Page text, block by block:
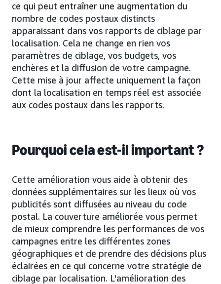
ce qui peut entraîner une augmentation du
nombre de codes postaux distincts
apparaissant dans vos rapports de ciblage par
localisation. Cela ne change en rien vos
paramètres de ciblage, vos budgets, vos
enchères et la diffusion de votre campagne.
Cette mise à jour affecte uniquement la façon
dont la localisation en temps réel est associée
aux codes postaux dans les rapports.
Pourquoi cela est-il important ?
Cette amélioration vous aide à obtenir des
données supplémentaires sur les lieux où vos
publicités sont diffusées au niveau du code
postal. La couverture améliorée vous permet
de mieux comprendre les performances de vos
campagnes entre les différentes zones
géographiques et de prendre des décisions plus
éclairées en ce qui concerne votre stratégie de
ciblage par localisation. L'amélioration des